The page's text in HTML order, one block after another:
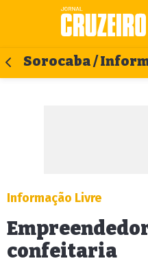
Sorocaba /
Informação Livre
confeitaria